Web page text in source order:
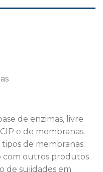
de enzimas, livre
e de membranas.
de membranas.
com outros produtos
de sujidades em